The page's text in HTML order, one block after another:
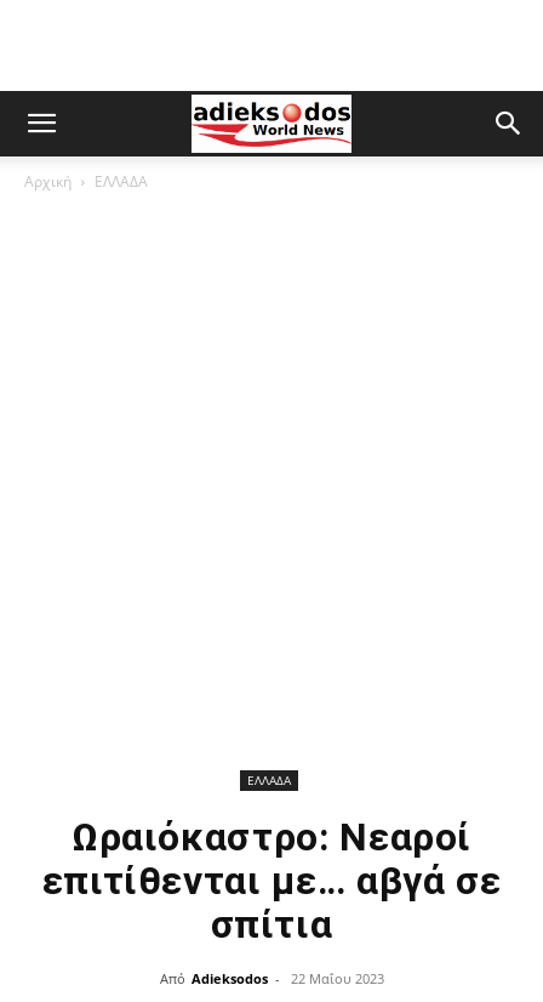
Αρχική ΕΛΛΑΔΑ
ΕΛΛΑΔΑ
Ωραιόκαστρο: Νεαροί
επιτίθενται με… αβγά σε
σπίτια
Από Adieksodos - 22 Μαΐου 2023